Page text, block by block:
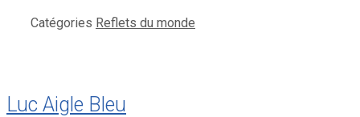
Catégories Reflets du monde
Luc Aigle Bleu